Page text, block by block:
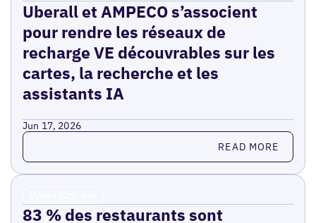
Uberall et AMPECO s’associent
pour rendre les réseaux de
recharge VE découvrables sur les
cartes, la recherche et les
assistants IA
Jun 17, 2026
Read more READ MORE
83 % des restaurants sont